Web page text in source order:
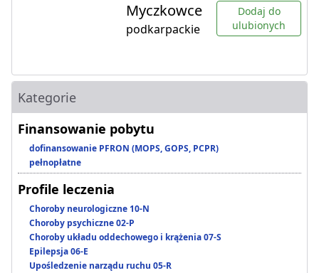
Myczkowce
podkarpackie
Dodaj do
ulubionych
Kategorie
Finansowanie pobytu
dofinansowanie PFRON (MOPS, GOPS, PCPR)
pełnopłatne
Profile leczenia
Choroby neurologiczne 10-N
Choroby psychiczne 02-P
Choroby układu oddechowego i krążenia 07-S
Epilepsja 06-E
Upośledzenie narządu ruchu 05-R